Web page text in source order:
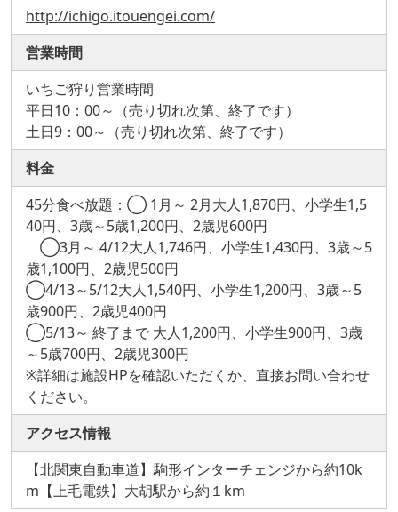
http://ichigo.itouengei.com/
営業時間
いちご狩り営業時間
平日10：00～（売り切れ次第、終了です）
土日9：00～（売り切れ次第、終了です）
料金
45分食べ放題：◯ 1月～ 2月大人1,870円、小学生1,5
40円、3歳～5歳1,200円、2歳児600円
◯3月～ 4/12大人1,746円、小学生1,430円、3歳～5
歳1,100円、2歳児500円
◯4/13～5/12大人1,540円、小学生1,200円、3歳～5
歳900円、2歳児400円
◯5/13～ 終了まで 大人1,200円、小学生900円、3歳
～5歳700円、2歳児300円
※詳細は施設HPを確認いただくか、直接お問い合わせ
ください。
アクセス情報
【北関東自動車道】駒形インターチェンジから約10k
m【上毛電鉄】大胡駅から約１km